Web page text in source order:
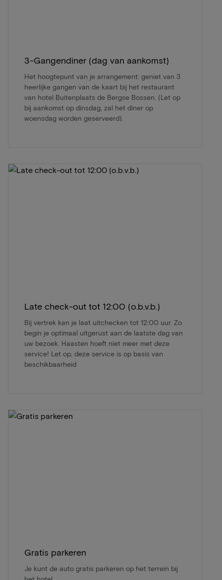
3-Gangendiner (dag van aankomst)
Het hoogtepunt van je arrangement: geniet van 3
heerlijke gangen van de kaart bij het restaurant
van hotel Buitenplaats de Bergse Bossen. (Let op
bij aankomst op dinsdag, zal het diner op
woensdag worden geserveerd).
Late check-out tot 12:00 (o.b.v.b.)
Bij vertrek kan je laat uitchecken tot 12:00 uur. Zo
begin je optimaal uitgerust aan de laatste dag van
uw bezoek. Haasten hoeft niet meer met deze
service! Let op, deze service is op basis van
beschikbaarheid
Gratis parkeren
Je kunt de auto gratis parkeren op het terrein bij